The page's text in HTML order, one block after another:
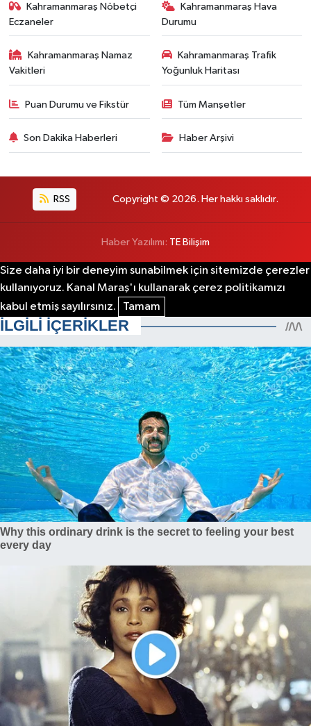
Kahramanmaraş Nöbetçi
Eczaneler
Kahramanmaraş Hava
Durumu
Kahramanmaraş Namaz
Vakitleri
Kahramanmaraş Trafik
Yoğunluk Haritası
Puan Durumu ve Fikstür Tüm Manşetler
Son Dakika Haberleri Haber Arşivi
RSS Copyright © 2026. Her hakkı saklıdır.
Haber Yazılımı: TE Bilişim
Size daha iyi bir deneyim sunabilmek için sitemizde çerezler
kullanıyoruz. Kanal Maraş'ı kullanarak çerez politikamızı
kabul etmiş sayılırsınız.
Tamam